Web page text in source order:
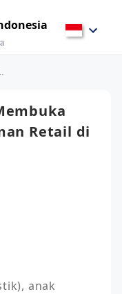
Retail di Semarang
Retail di
anak